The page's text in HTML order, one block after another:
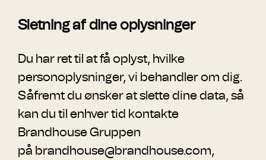
Sletning af dine oplysninger
Du har ret til at få oplyst, hvilke
personoplysninger, vi behandler om dig.
Såfremt du ønsker at slette dine data, så
kan du til enhver tid kontakte
Brandhouse Gruppen
på brandhouse@brandhouse.com,